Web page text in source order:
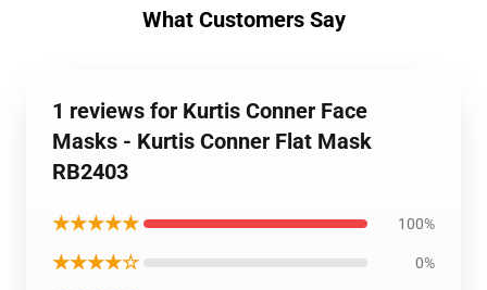
What Customers Say
1 reviews for Kurtis Conner Face
Masks - Kurtis Conner Flat Mask
RB2403
★★★★★ 100%
★★★★☆ 0%